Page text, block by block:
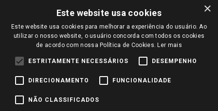
Notícias
Perguntas frequentes
Identidade Visual
Trocas e Devoluções
Redes Sociais
Pagamento e Segurança
×
Este website usa cookies
Este website usa cookies para melhorar a experiência do usuário. Ao
utilizar o nosso website, o usuário concorda com todos os cookies
de acordo com nossa Política de Cookies. Ler mais
ESTRITAMENTE NECESSÁRIOS DESEMPENHO
DIRECIONAMENTO FUNCIONALIDADE
NÃO CLASSIFICADOS